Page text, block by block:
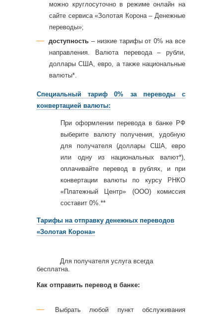
можно круглосуточно в режиме онлайн на
сайте сервиса «Золотая Корона – Денежные
переводы»;
доступность – низкие тарифы от 0% на все
направления. Валюта перевода – рубли,
доллары США, евро, а также национальные
валюты*.
Специальный тариф 0% за переводы с
конвертацией валюты:
При оформлении перевода в банке РФ
выберите валюту получения, удобную
для получателя (доллары США, евро
или одну из национальных валют*),
оплачивайте перевод в рублях, и при
конвертации валюты по курсу РНКО
«Платежный Центр» (ООО) комиссия
составит 0%.**
Тарифы на отправку денежных переводов
«Золотая Корона»
Для получателя услуга всегда
бесплатна.
Как отправить перевод в банке:
Выбрать любой пункт обслуживания